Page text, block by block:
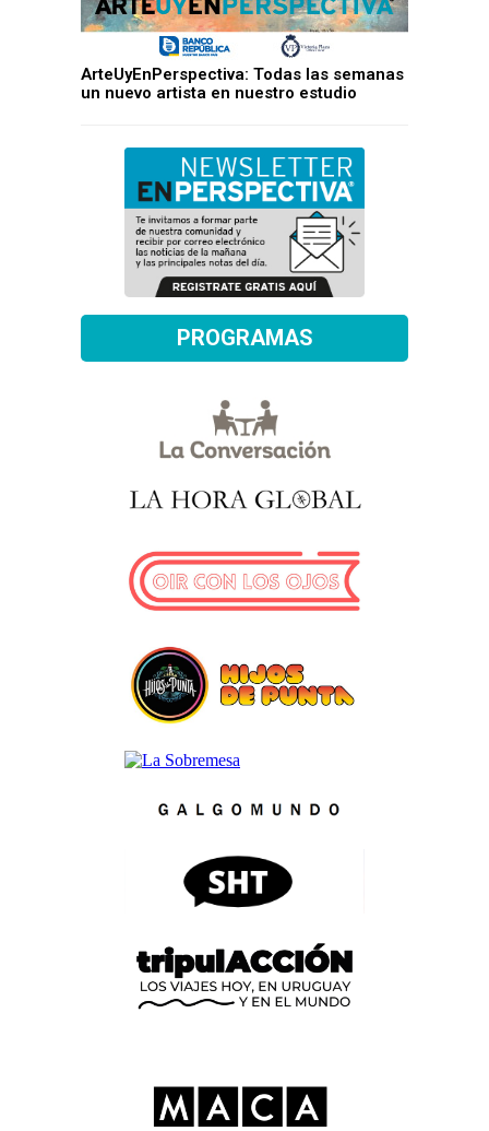
ArteUyEnPerspectiva: Todas las semanas
un nuevo artista en nuestro estudio
PROGRAMAS